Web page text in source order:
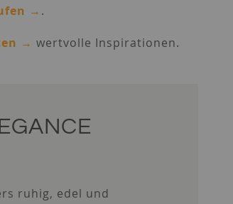
→ .
→ wertvolle Inspirationen.
ruhig, edel und